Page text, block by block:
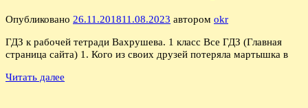
Опубликовано 26.11.201811.08.2023 автором okr
ГДЗ к рабочей тетради Вахрушева. 1 класс Все ГДЗ (Главная
страница сайта) 1. Кого из своих друзей потеряла мартышка в
Читать далее